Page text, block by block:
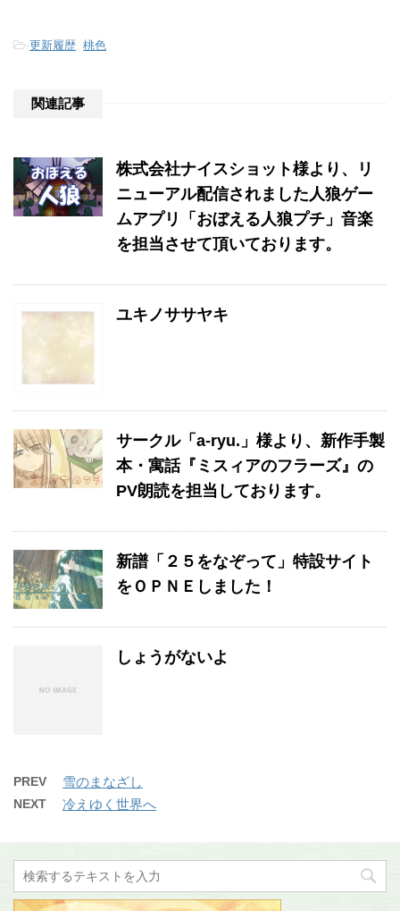
-更新履歴 桃色
関連記事
株式会社ナイスショット様より、リ
ニューアル配信されました人狼ゲー
ムアプリ「おぼえる人狼プチ」音楽
を担当させて頂いております。
ユキノササヤキ
サークル「a-ryu.」様より、新作手製
本・寓話『ミスィアのフラーズ』の
PV朗読を担当しております。
新譜「２５をなぞって」特設サイト
をＯＰＮＥしました！
しょうがないよ
PREV 雪のまなざし
NEXT 冷えゆく世界へ